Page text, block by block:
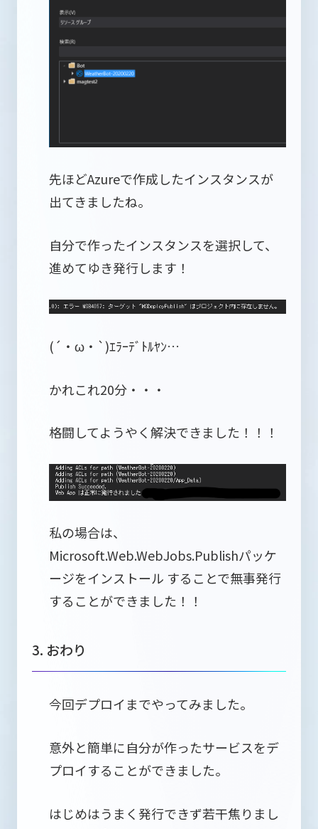
先ほどAzureで作成したインスタンスが
出てきましたね。
自分で作ったインスタンスを選択して、
進めてゆき発行します！
(´・ω・`)ｴﾗｰﾃﾞﾄﾙﾔﾝ…
かれこれ20分・・・
格闘してようやく解決できました！！！
私の場合は、
Microsoft.Web.WebJobs.Publishパッケ
ージをインストール することで無事発行
することができました！！
3. おわり
今回デプロイまでやってみました。
意外と簡単に自分が作ったサービスをデ
プロイすることができました。
はじめはうまく発行できず若干焦りまし